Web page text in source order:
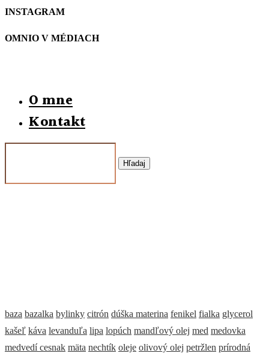
O mne
Kontakt
Hľadaj
INSTAGRAM
OMNIO V MÉDIACH
baza bazalka bylinky citrón dúška materina fenikel fialka glycerol
kašeľ káva levanduľa lipa lopúch mandľový olej med medovka
medvedí cesnak mäta nechtík oleje olivový olej petržlen prírodná